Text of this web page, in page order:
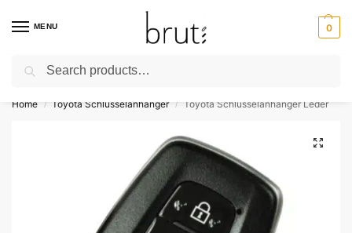
MENU 0
⚡ Kostenloser Versand über 50 €
Home / Toyota Schlüsselanhänger / Toyota Schlüsselanhänger Leder